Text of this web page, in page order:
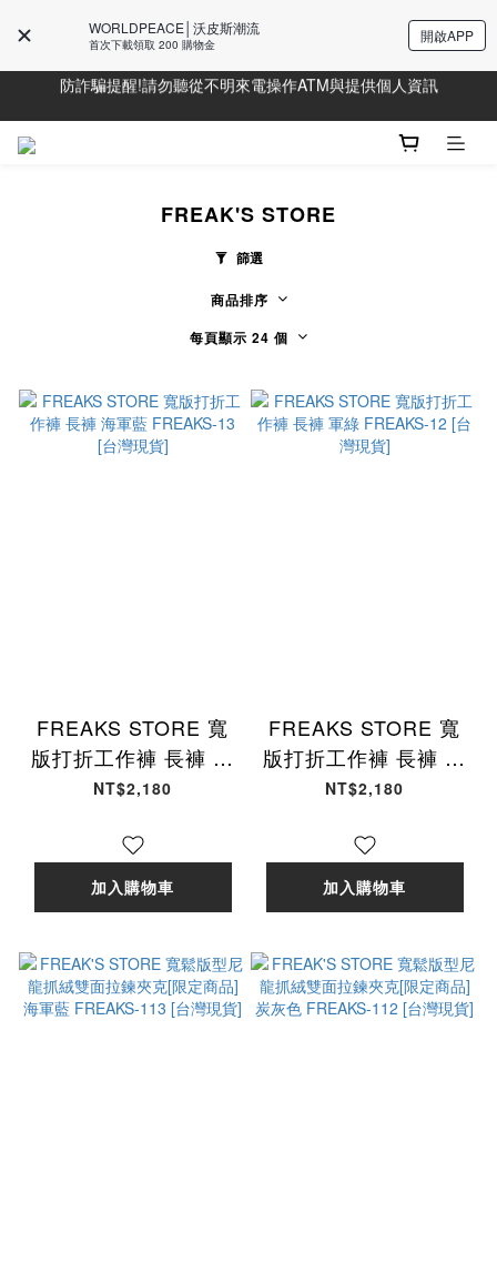
WORLDPEACE│沃皮斯潮流
首次下載領取 200 購物金 開啟APP
Line好友募集中!加入獲得最新資訊
Line好友募集中!加入獲得最新資訊
防詐騙提醒!請勿聽從不明來電操作ATM與提供個人資訊
Line好友募集中!加入獲得最新資訊
FREAK'S STORE
篩選
商品排序
每頁顯示 24 個
FREAKS STORE 寬
版打折工作褲 長褲 海
軍藍 FREAKS-13 [台
NT$2,180
加入購物車
FREAKS STORE 寬
版打折工作褲 長褲 軍
綠 FREAKS-12 [台灣
NT$2,180
加入購物車